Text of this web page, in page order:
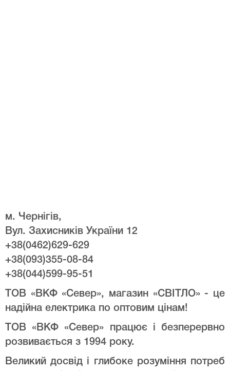
м. Чернігів,
Вул. Захисників України 12
+38(0462)629-629
+38(093)355-08-84
+38(044)599-95-51
ТОВ «ВКФ «Север», магазин «СВІТЛО» - це
надійна електрика по оптовим цінам!
ТОВ «ВКФ «Север» працює і безперервно
розвивається з 1994 року.
Великий досвід і глибоке розуміння потреб